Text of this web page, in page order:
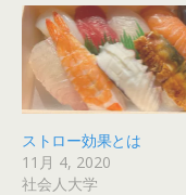
ストロー効果とは
11月 4, 2020
社会人大学